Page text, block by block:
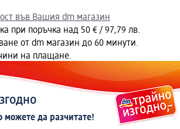
във Вашия dm магазин
при поръчка над 50 € / 97,79 лв.
от dm магазин до 60 минути.
на плащане.
можете да разчитате!